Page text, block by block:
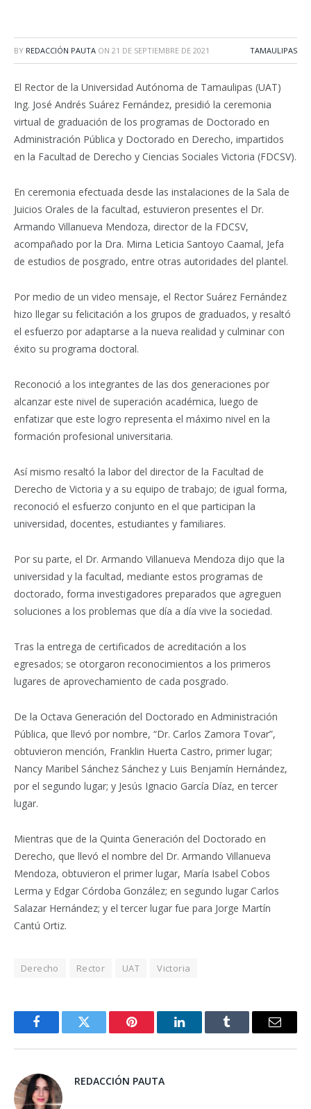
BY REDACCIÓN PAUTA ON 21 DE SEPTIEMBRE DE 2021 TAMAULIPAS
El Rector de la Universidad Autónoma de Tamaulipas (UAT)
Ing. José Andrés Suárez Fernández, presidió la ceremonia
virtual de graduación de los programas de Doctorado en
Administración Pública y Doctorado en Derecho, impartidos
en la Facultad de Derecho y Ciencias Sociales Victoria (FDCSV).
En ceremonia efectuada desde las instalaciones de la Sala de
Juicios Orales de la facultad, estuvieron presentes el Dr.
Armando Villanueva Mendoza, director de la FDCSV,
acompañado por la Dra. Mirna Leticia Santoyo Caamal, Jefa
de estudios de posgrado, entre otras autoridades del plantel.
Por medio de un video mensaje, el Rector Suárez Fernández
hizo llegar su felicitación a los grupos de graduados, y resaltó
el esfuerzo por adaptarse a la nueva realidad y culminar con
éxito su programa doctoral.
Reconoció a los integrantes de las dos generaciones por
alcanzar este nivel de superación académica, luego de
enfatizar que este logro representa el máximo nivel en la
formación profesional universitaria.
Así mismo resaltó la labor del director de la Facultad de
Derecho de Victoria y a su equipo de trabajo; de igual forma,
reconoció el esfuerzo conjunto en el que participan la
universidad, docentes, estudiantes y familiares.
Por su parte, el Dr. Armando Villanueva Mendoza dijo que la
universidad y la facultad, mediante estos programas de
doctorado, forma investigadores preparados que agreguen
soluciones a los problemas que día a día vive la sociedad.
Tras la entrega de certificados de acreditación a los
egresados; se otorgaron reconocimientos a los primeros
lugares de aprovechamiento de cada posgrado.
De la Octava Generación del Doctorado en Administración
Pública, que llevó por nombre, “Dr. Carlos Zamora Tovar”,
obtuvieron mención, Franklin Huerta Castro, primer lugar;
Nancy Maribel Sánchez Sánchez y Luis Benjamín Hernández,
por el segundo lugar; y Jesús Ignacio García Díaz, en tercer
lugar.
Mientras que de la Quinta Generación del Doctorado en
Derecho, que llevó el nombre del Dr. Armando Villanueva
Mendoza, obtuvieron el primer lugar, María Isabel Cobos
Lerma y Edgar Córdoba González; en segundo lugar Carlos
Salazar Hernández; y el tercer lugar fue para Jorge Martín
Cantú Ortiz.
Derecho Rector UAT Victoria
FacebookTwitter Pinterest LinkedInTumblr Email
REDACCIÓN PAUTA